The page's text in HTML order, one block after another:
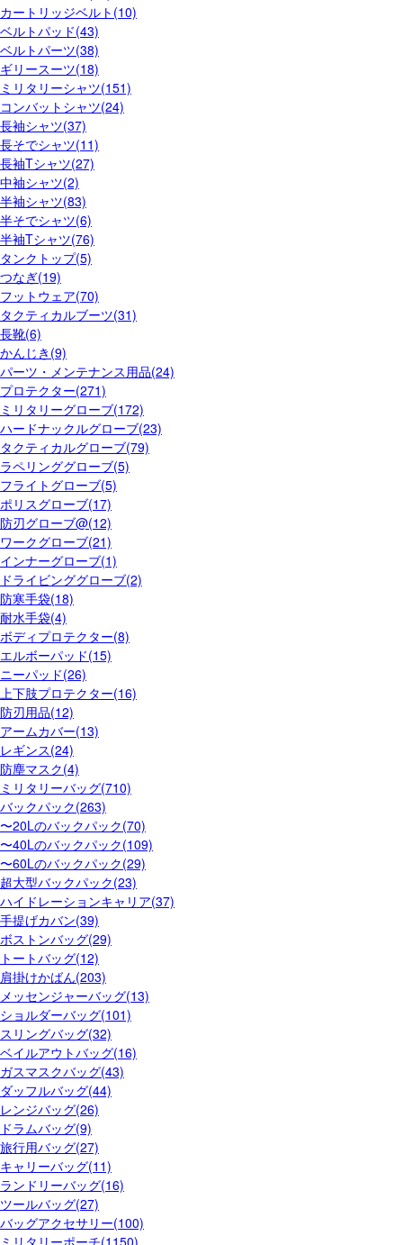
カートリッジベルト(10)
ベルトパッド(43)
ベルトパーツ(38)
ギリースーツ(18)
ミリタリーシャツ(151)
コンバットシャツ(24)
長袖シャツ(37)
長そでシャツ(11)
長袖Tシャツ(27)
中袖シャツ(2)
半袖シャツ(83)
半そでシャツ(6)
半袖Tシャツ(76)
タンクトップ(5)
つなぎ(19)
フットウェア(70)
タクティカルブーツ(31)
長靴(6)
かんじき(9)
パーツ・メンテナンス用品(24)
プロテクター(271)
ミリタリーグローブ(172)
ハードナックルグローブ(23)
タクティカルグローブ(79)
ラペリンググローブ(5)
フライトグローブ(5)
ポリスグローブ(17)
防刃グローブ@(12)
ワークグローブ(21)
インナーグローブ(1)
ドライビンググローブ(2)
防寒手袋(18)
耐水手袋(4)
ボディプロテクター(8)
エルボーパッド(15)
ニーパッド(26)
上下肢プロテクター(16)
防刃用品(12)
アームカバー(13)
レギンス(24)
防塵マスク(4)
ミリタリーバッグ(710)
バックパック(263)
〜20Lのバックパック(70)
〜40Lのバックパック(109)
〜60Lのバックパック(29)
超大型バックパック(23)
ハイドレーションキャリア(37)
手提げカバン(39)
ボストンバッグ(29)
トートバッグ(12)
肩掛けかばん(203)
メッセンジャーバッグ(13)
ショルダーバッグ(101)
スリングバッグ(32)
ベイルアウトバッグ(16)
ガスマスクバッグ(43)
ダッフルバッグ(44)
レンジバッグ(26)
ドラムバッグ(9)
旅行用バッグ(27)
キャリーバッグ(11)
ランドリーバッグ(16)
ツールバッグ(27)
バッグアクセサリー(100)